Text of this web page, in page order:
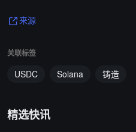
来源
关联标签
USDC Solana 铸造
精选快讯